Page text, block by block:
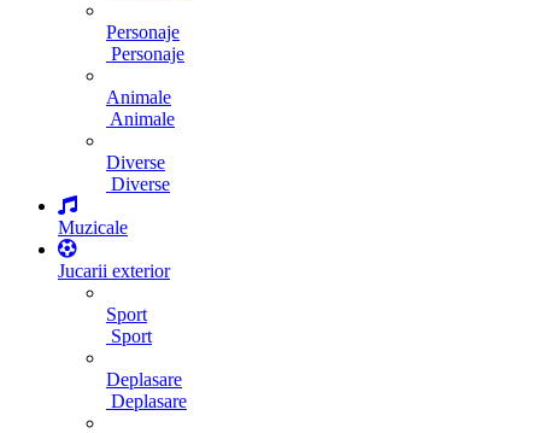
Personaje
Personaje
Animale
Animale
Diverse
Diverse
Muzicale
Jucarii exterior
Sport
Sport
Deplasare
Deplasare